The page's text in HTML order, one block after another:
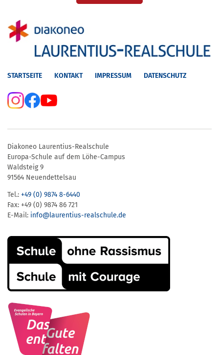
STARTSEITE KONTAKT IMPRESSUM DATENSCHUTZ
Diakoneo Laurentius-Realschule
Europa-Schule auf dem Löhe-Campus
Waldsteig 9
91564 Neuendettelsau
Tel.: +49 (0) 9874 8-6440
Fax: +49 (0) 9874 86 721
E-Mail: info@laurentius-realschule.de